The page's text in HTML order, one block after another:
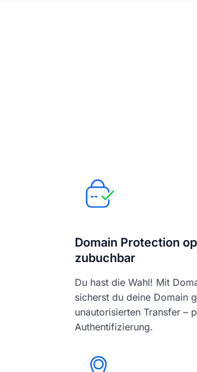
Domain Protection
zubuchbar
Du hast die Wahl! Mit
sicherst du deine Domain
unautorisierten Transfer –
Authentifizierung.